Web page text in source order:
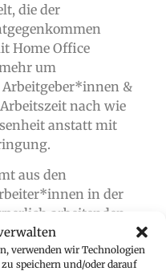
verwenden wir Technologien
speichern und/oder darauf
die der
Home Office
um
&
nach wie
anstatt mit
aus den
in der
arbeitenden
sollte
werden.